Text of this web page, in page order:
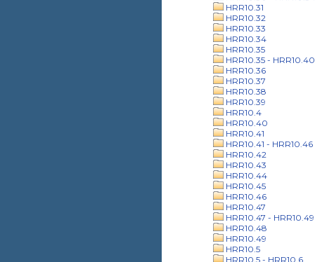
HRR10.31
HRR10.32
HRR10.33
HRR10.34
HRR10.35
HRR10.35 - HRR10.40
HRR10.36
HRR10.37
HRR10.38
HRR10.39
HRR10.4
HRR10.40
HRR10.41
HRR10.41 - HRR10.46
HRR10.42
HRR10.43
HRR10.44
HRR10.45
HRR10.46
HRR10.47
HRR10.47 - HRR10.49
HRR10.48
HRR10.49
HRR10.5
HRR10.5 - HRR10.6